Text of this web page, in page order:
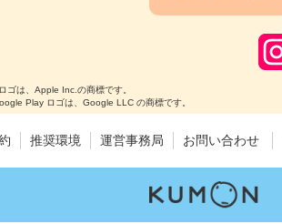
は、Apple Inc.の商標です。
Play ロゴは、Google LLC の商標です。
推奨環境 運営事務局 お問い合わせ